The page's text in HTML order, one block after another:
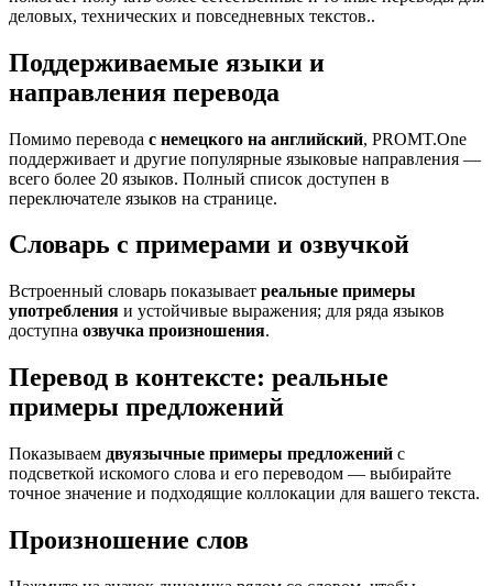
деловых, технических и повседневных текстов..
Поддерживаемые языки и
направления перевода
Помимо перевода с немецкого на английский, PROMT.One
поддерживает и другие популярные языковые направления —
всего более 20 языков. Полный список доступен в
переключателе языков на странице.
Словарь с примерами и озвучкой
Встроенный словарь показывает реальные примеры
употребления и устойчивые выражения; для ряда языков
доступна озвучка произношения.
Перевод в контексте: реальные
примеры предложений
Показываем двуязычные примеры предложений с
подсветкой искомого слова и его переводом — выбирайте
точное значение и подходящие коллокации для вашего текста.
Произношение слов